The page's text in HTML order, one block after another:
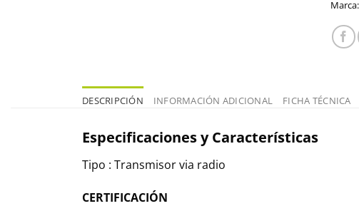
Marca:
DESCRIPCIÓN INFORMACIÓN ADICIONAL FICHA TÉCNICA
Especificaciones y Características
Tipo : Transmisor via radio
CERTIFICACIÓN